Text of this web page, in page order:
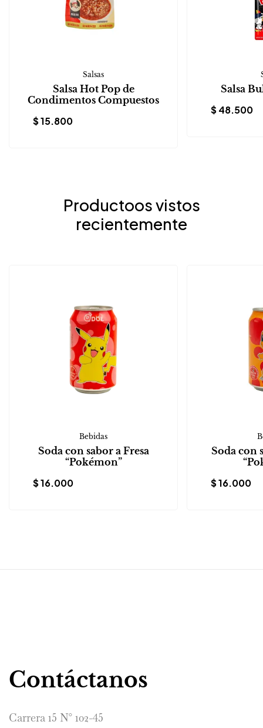
Salsas
Salsa Hot Pop de
Condimentos Compuestos
$15.800
Salsa
$48.500
Productoos vistos
recientemente
Bebidas
Soda con sabor a Fresa
“Pokémon”
$16.000
Soda con
$16.000
Contáctanos
Carrera 15 N° 102-45